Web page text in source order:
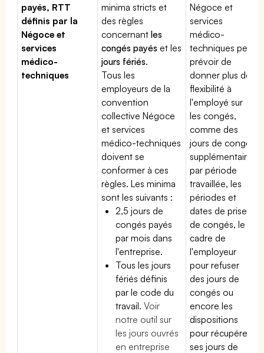
payés, RTT
définis par la
Négoce et
services
médico-
techniques
minima stricts et
des règles
concernantles
congés payés et les
jours fériés.
Tous les
employeurs de la
convention
collective Négoce
et services
médico-techniques
doivent se
conformer à ces
règles. Les minima
sont les suivants :
2,5 jours de
congés payés
par mois dans
l'entreprise.
Tous les jours
fériés définis
par le code du
travail.Voir
notre outil sur
les jours ouvrés
en entreprise
Négoce et
services
médico-
techniques peut
prévoir de
donner plus de
flexibilité à
l'employé sur
les congés,
comme des
jours de congé
supplémentaires
par période
travaillée, les
périodes et
dates de prise
de congés, le
cadre de
l'employeur
pour refuser
des jours de
congés ou
encore les
dispositions
pour récupérer
ses jours de